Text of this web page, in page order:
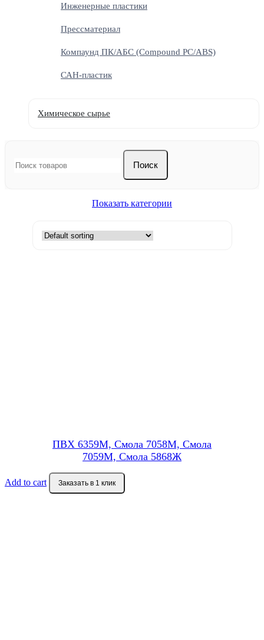
Инженерные пластики
Прессматериал
Компаунд ПК/АБС (Compound PC/ABS)
САН-пластик
Химическое сырье
Поиск
Показать категории
ПВХ 6359М, Смола 7058М, Смола
7059М, Смола 5868Ж
Add to cart Заказать в 1 клик